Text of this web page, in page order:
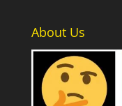
About Us